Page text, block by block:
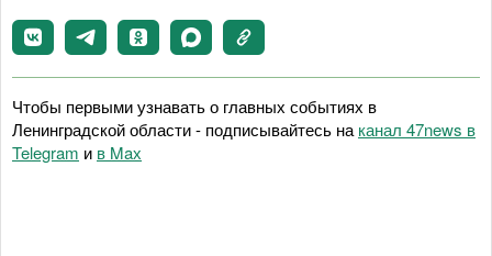
Чтобы первыми узнавать о главных событиях в
Ленинградской области - подписывайтесь наканал 47news в
Telegram и в Maх